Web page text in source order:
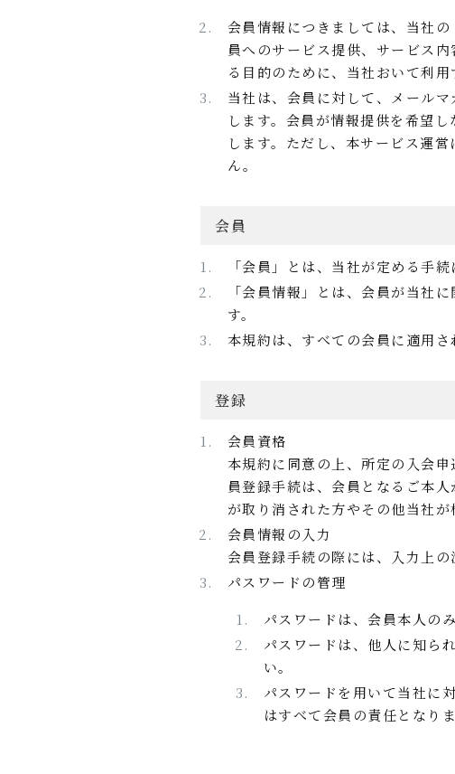
会員情報につきましては、当社
員へのサービス提供、サービス
る目的のために、当社おいて利用
当社は、会員に対して、メール
します。会員が情報提供を希望
します。ただし、本サービス運
ん。
会員
「会員」とは、当社が定める手
「会員情報」とは、会員が当社
す。
本規約は、すべての会員に適用
登録
会員資格
本規約に同意の上、所定の入会
員登録手続は、会員となるご本
が取り消された方やその他当社
会員情報の入力
会員登録手続の際には、入力上
パスワードの管理
パスワードは、会員本人の
パスワードは、他人に知ら
い。
パスワードを用いて当社に
はすべて会員の責任となりま